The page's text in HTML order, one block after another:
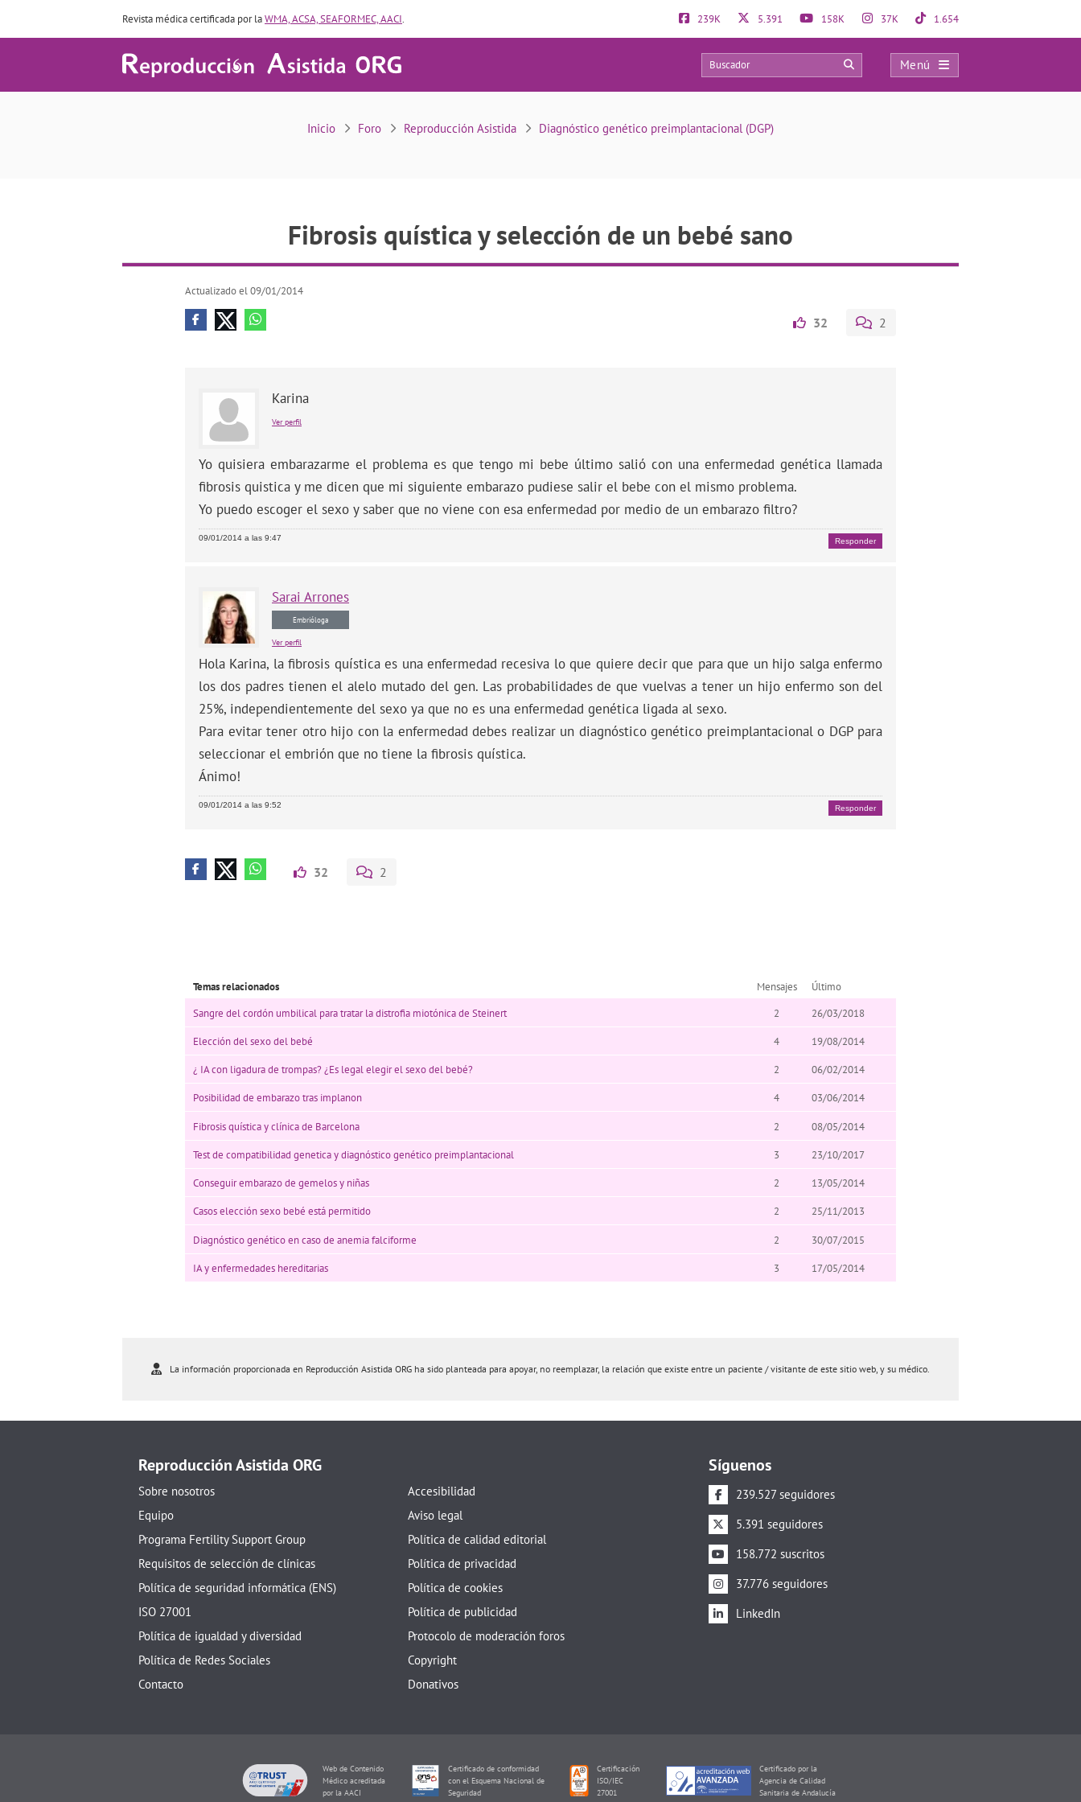
Revista médica certificada por laWMA, ACSA, SEAFORMEC, AACI. 239K 5.391 158K 37K 1.654
Menú
Fibrosis quística y selección de un bebé sano
30 0
Inicio Foro Reproducción Asistida Diagnóstico genético preimplantacional (DGP)
Fibrosis quística y selección de un bebé sano
Actualizado el 09/01/2014
32 2
Karina
Ver perfil
Yo quisiera embarazarme el problema es que tengo mi bebe último salió con una enfermedad genética llamada
fibrosis quistica y me dicen que mi siguiente embarazo pudiese salir el bebe con el mismo problema.
Yo puedo escoger el sexo y saber que no viene con esa enfermedad por medio de un embarazo filtro?
09/01/2014 a las 9:47 Responder
Sarai Arrones
Embrióloga
Ver perfil
Hola Karina, la fibrosis quística es una enfermedad recesiva lo que quiere decir que para que un hijo salga enfermo
los dos padres tienen el alelo mutado del gen. Las probabilidades de que vuelvas a tener un hijo enfermo son del
25%, independientemente del sexo ya que no es una enfermedad genética ligada al sexo.
Para evitar tener otro hijo con la enfermedad debes realizar un diagnóstico genético preimplantacional o DGP para
seleccionar el embrión que no tiene la fibrosis quística.
Ánimo!
09/01/2014 a las 9:52 Responder
32 2
Temas relacionados Mensajes
Último
Sangre del cordón umbilical para tratar la distrofia miotónica de Steinert
2 26/03/2018
Elección del sexo del bebé 4 19/08/2014
¿ IA con ligadura de trompas? ¿Es legal elegir el sexo del bebé? 2 06/02/2014
Posibilidad de embarazo tras implanon 4 03/06/2014
Fibrosis quística y clínica de Barcelona 2 08/05/2014
Test de compatibilidad genetica y diagnóstico genético preimplantacional 3 23/10/2017
Conseguir embarazo de gemelos y niñas 2 13/05/2014
Casos elección sexo bebé está permitido 2 25/11/2013
Diagnóstico genético en caso de anemia falciforme 2 30/07/2015
IA y enfermedades hereditarias 3 17/05/2014
La información proporcionada en Reproducción Asistida ORG ha sido planteada para apoyar, no reemplazar, la relación que existe entre un paciente / visitante de este sitio web, y su médico.
Reproducción Asistida ORG
Sobre nosotros
Equipo
Programa Fertility Support Group
Requisitos de selección de clínicas
Política de seguridad informática (ENS)
ISO 27001
Política de igualdad y diversidad
Política de Redes Sociales
Contacto
Accesibilidad
Aviso legal
Política de calidad editorial
Política de privacidad
Política de cookies
Política de publicidad
Protocolo de moderación foros
Copyright
Donativos
Síguenos
239.527 seguidores
5.391 seguidores
158.772 suscritos
37.776 seguidores
LinkedIn
Web de Contenido
Médico acreditada
por la AACI
Certificado de conformidad
con el Esquema Nacional de
Seguridad
Certificación
ISO/IEC
27001
Certificado por la
Agencia de Calidad
Sanitaria de Andalucía